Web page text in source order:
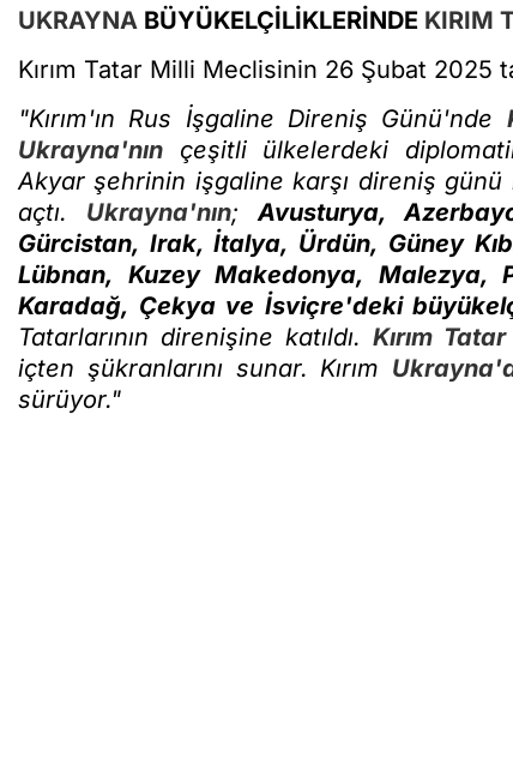
UKRAYNA BÜYÜKELÇİLİKLERİNDE KIRIM
Kırım Tatar Milli Meclisinin 26 Şubat 2025
"Kırım'ın Rus İşgaline Direniş Günü'nde
Ukrayna'nın çeşitli ülkelerdeki
Akyar şehrinin işgaline karşı direniş günü
açtı. Ukrayna'nın; Avusturya,
Gürcistan, Irak, İtalya, Ürdün, Güney
Lübnan, Kuzey Makedonya, Malezya,
Karadağ, Çekya ve İsviçre'deki
Tatarlarının direnişine katıldı. Kırım
içten şükranlarını sunar. Kırım
sürüyor."